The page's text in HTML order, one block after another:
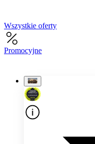
Wszystkie oferty
Promocyjne